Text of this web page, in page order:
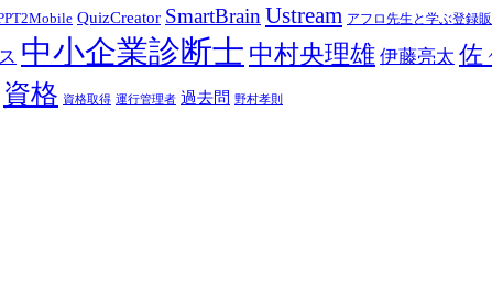
QuizCreator SmartBrain Ustream アフロ先生と学ぶ登録
中小企業診断士 中村央理雄 伊藤亮太 佐
資格 資格取得 運行管理者 過去問 野村孝則